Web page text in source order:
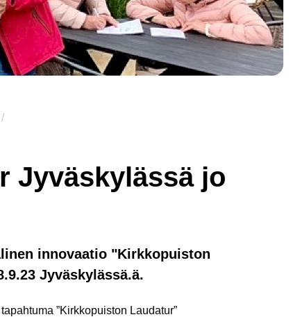
Jyväskylässä jo
innovaatio "Kirkkopuiston
Jyväskylässä.ä.
”Kirkkopuiston Laudatur”